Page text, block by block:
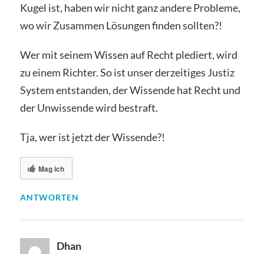
Kugel ist, haben wir nicht ganz andere Probleme,
wo wir Zusammen Lösungen finden sollten?!
Wer mit seinem Wissen auf Recht plediert, wird
zu einem Richter. So ist unser derzeitiges Justiz
System entstanden, der Wissende hat Recht und
der Unwissende wird bestraft.
Tja, wer ist jetzt der Wissende?!
Mag ich
ANTWORTEN
Dhan